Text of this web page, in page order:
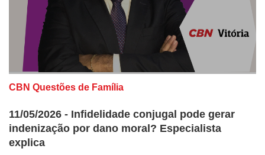
CBN Questões de Família
11/05/2026 - Infidelidade conjugal pode gerar
indenização por dano moral? Especialista
explica